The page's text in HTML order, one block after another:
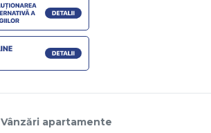
Vânzări apartamente